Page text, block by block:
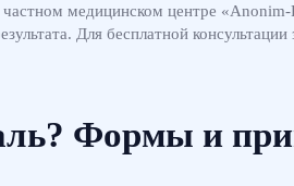
медицинском центре
Для бесплатной
Формы и